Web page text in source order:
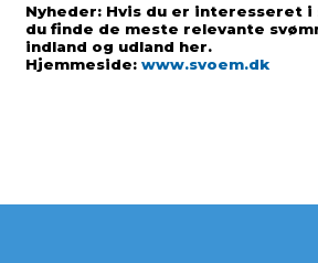
Nyheder:Hvis du er interesseret i
du finde de meste relevante
indland og udland her.
Hjemmeside: www.svoem.dk